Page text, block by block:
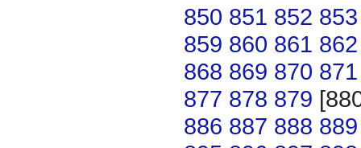
850 851 852 853
859 860 861 862
868 869 870 871
877 878 879
886 887 888 889